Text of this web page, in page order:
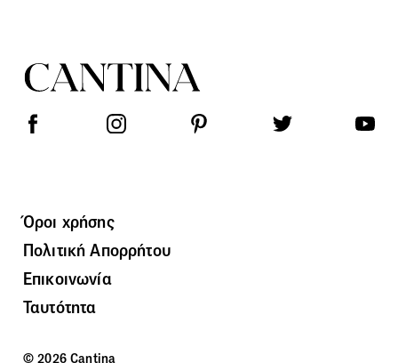
Όροι χρήσης
Πολιτική Απορρήτου
Επικοινωνία
Ταυτότητα
© 2026 Cantina